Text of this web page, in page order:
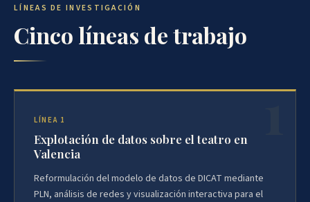
LÍNEAS DE INVESTIGACIÓN
Cinco líneas de trabajo
LÍNEA 1
Explotación de datos sobre el teatro en
Valencia
Reformulación del modelo de datos de DICAT mediante
PLN, análisis de redes y visualización interactiva para el